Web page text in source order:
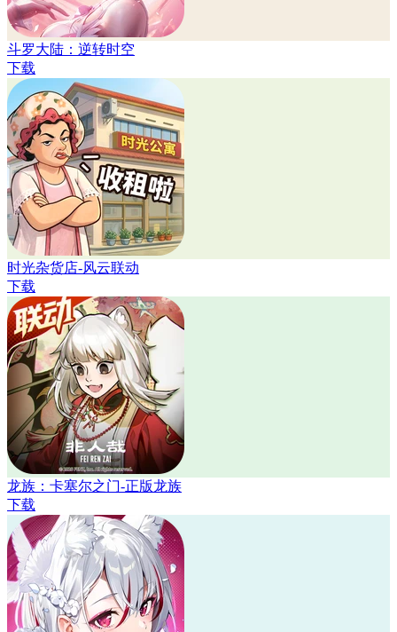
斗罗大陆：逆转时空
下载
时光杂货店-风云联动
下载
龙族：卡塞尔之门-正版龙族
下载